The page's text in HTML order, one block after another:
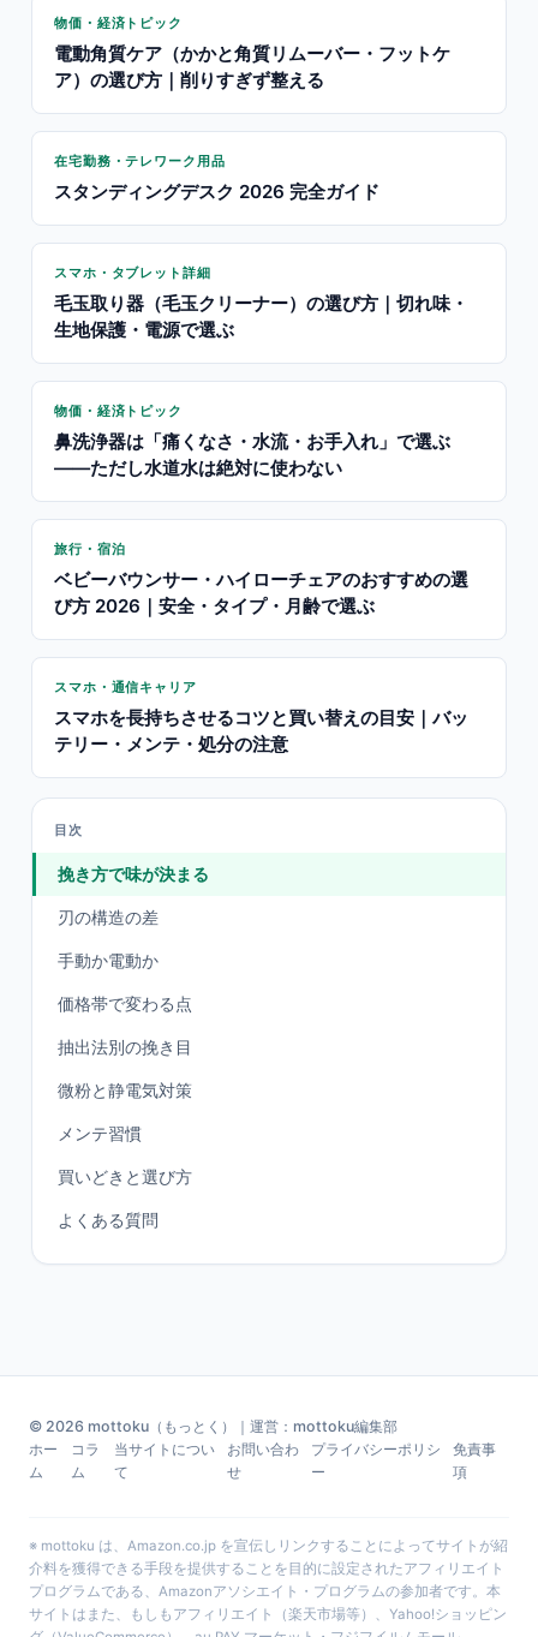
物価・経済トピック
電動角質ケア（かかと角質リムーバー・フットケ
ア）の選び方｜削りすぎず整える
在宅勤務・テレワーク用品
スタンディングデスク 2026 完全ガイド
スマホ・タブレット詳細
毛玉取り器（毛玉クリーナー）の選び方｜切れ味・
生地保護・電源で選ぶ
物価・経済トピック
鼻洗浄器は「痛くなさ・水流・お手入れ」で選ぶ
——ただし水道水は絶対に使わない
旅行・宿泊
ベビーバウンサー・ハイローチェアのおすすめの選
び方 2026｜安全・タイプ・月齢で選ぶ
スマホ・通信キャリア
スマホを長持ちさせるコツと買い替えの目安｜バッ
テリー・メンテ・処分の注意
目次
挽き方で味が決まる
刃の構造の差
手動か電動か
価格帯で変わる点
抽出法別の挽き目
微粉と静電気対策
メンテ習慣
買いどきと選び方
よくある質問
© 2026 mottoku（もっとく）｜運営：mottoku編集部
ホー
ム
コラ
ム
当サイトについ
て
お問い合わ
せ
プライバシーポリシ
ー
免責事
項
※ mottoku は、Amazon.co.jp を宣伝しリンクすることによってサイトが紹
介料を獲得できる手段を提供することを目的に設定されたアフィリエイト
プログラムである、Amazonアソシエイト・プログラムの参加者です。本
サイトはまた、もしもアフィリエイト（楽天市場等）、Yahoo!ショッピン